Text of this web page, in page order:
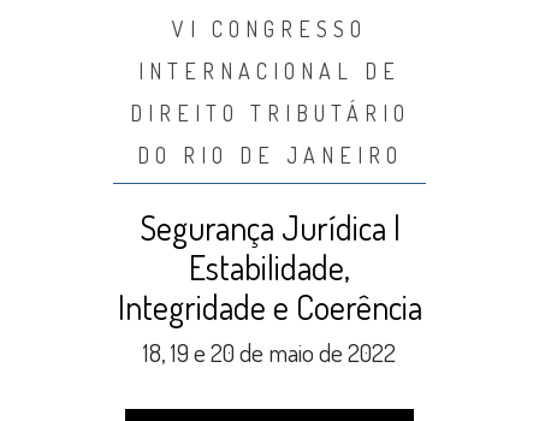
VI CONGRESSO
INTERNACIONAL DE
DIREITO TRIBUTÁRIO
DO RIO DE JANEIRO
Segurança Jurídica |
Estabilidade,
Integridade e Coerência
18, 19 e 20 de maio de 2022